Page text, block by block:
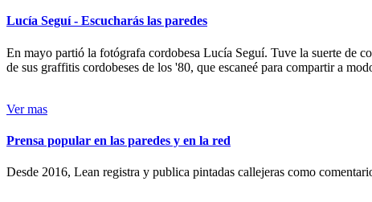
Lucía Seguí - Escucharás las paredes
En mayo partió la fotógrafa cordobesa Lucía Seguí. Tuve la suerte de
de sus graffitis cordobeses de los '80, que escaneé para compartir a
Ver mas
Prensa popular en las paredes y en la red
Desde 2016, Lean registra y publica pintadas callejeras como